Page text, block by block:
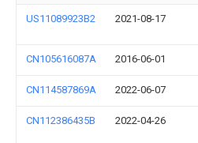
US11089923B2 2021-08-17
CN105616087A 2016-06-01
CN114587869A 2022-06-07
CN112386435B 2022-04-26